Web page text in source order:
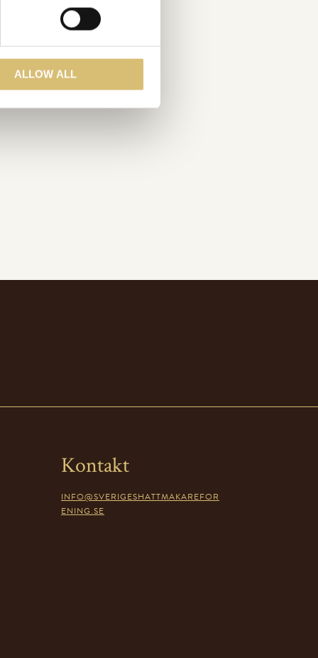
ALLOW ALL
Kontakt
INFO@SVERIGESHATTMAKAREFOR
ENING.SE